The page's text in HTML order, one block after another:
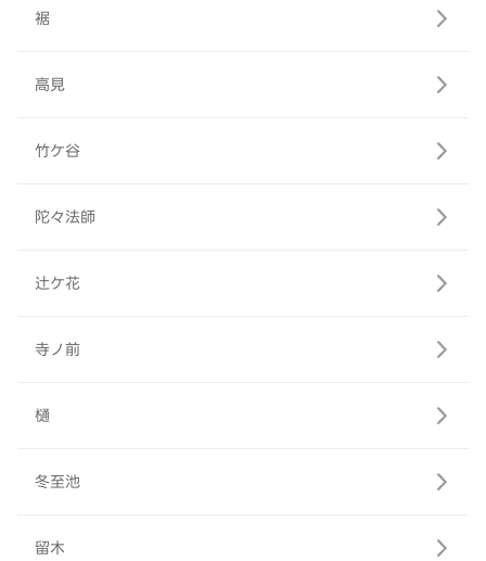
裾
高見
竹ケ谷
陀々法師
辻ケ花
寺ノ前
樋
冬至池
留木